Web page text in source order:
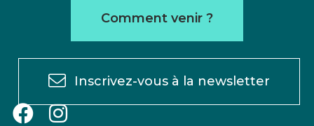
Comment venir ?
Inscrivez-vous à la newsletter